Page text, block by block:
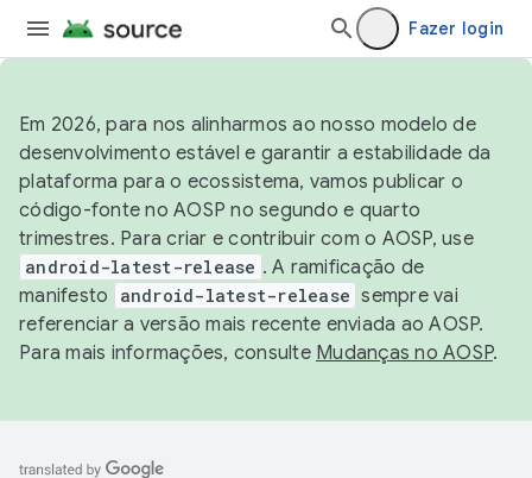
Fazer login
Em 2026, para nos alinharmos ao nosso modelo de
desenvolvimento estável e garantir a estabilidade da
plataforma para o ecossistema, vamos publicar o
código-fonte no AOSP no segundo e quarto
trimestres. Para criar e contribuir com o AOSP, use
android-latest-release . A ramificação de
manifesto
android-latest-release sempre vai
referenciar a versão mais recente enviada ao AOSP.
Para mais informações, consulte Mudanças no AOSP.